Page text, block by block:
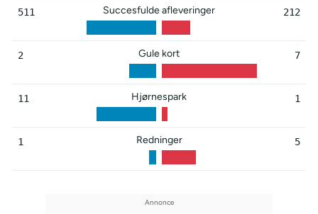
511 Succesfulde afleveringer 212
2 Gule kort 7
11 Hjørnespark 1
1 Redninger 5